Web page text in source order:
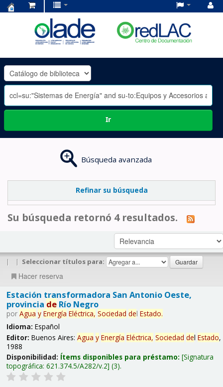
OLADE
-
Ir
Búsqueda avanzada
Refinar su búsqueda
Su búsqueda retornó 4 resultados.
| | Seleccionar títulos para:
Hacer reserva
Estación transformadora San Antonio Oeste,
provincia deRío Negro
por Agua y Energía Eléctrica, Sociedad del Estado.
Idioma: Español
Editor: Buenos Aires: Agua y Energía Eléctrica, Sociedad del Estado,
1988
Disponibilidad: Ítems disponibles para préstamo: Signatura
topográfica: 621.374.5/A282/v.2 (3).